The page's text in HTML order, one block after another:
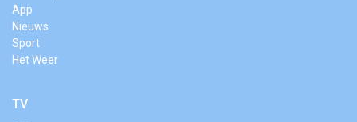
App
Nieuws
Sport
Het Weer
TV